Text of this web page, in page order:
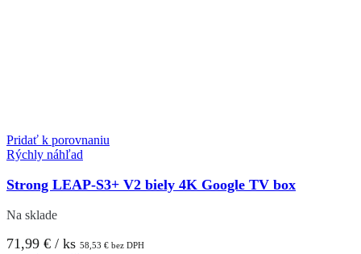
Pridať k porovnaniu
Rýchly náhľad
Strong LEAP-S3+ V2 biely 4K Google TV box
Na sklade
71,99 € / ks 58,53 € bez DPH